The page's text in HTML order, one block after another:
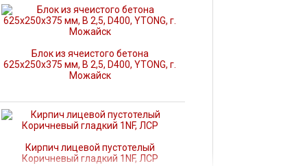
Блок из ячеистого бетона
625х250х375 мм, В 2,5, D400, YTONG, г.
Можайск
Кирпич лицевой пустотелый
Коричневый гладкий 1NF, ЛСР